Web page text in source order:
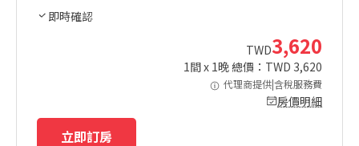
即時確認
TWD3,620
1間 x 1晚 總價：TWD 3,620
代理商提供|含稅服務費
房價明細
立即訂房